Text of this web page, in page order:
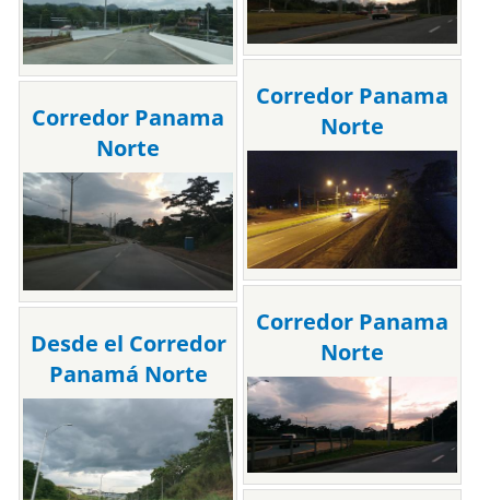
Corredor Panama
Norte
Corredor Panama
Norte
Corredor Panama
Norte
Desde el Corredor
Panamá Norte